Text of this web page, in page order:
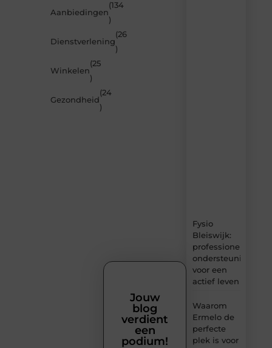
Aanbiedingen
(134
)
Dienstverlening
(26
)
Winkelen
(25
)
Gezondheid
(24
)
Fysio
Bleiswijk:
professionele
ondersteuning
voor een
actief leven
Waarom
Ermelo de
perfecte
plek is voor
Jouw
blog
verdient
een
podium!